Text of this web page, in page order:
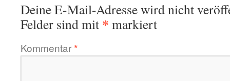
Deine E-Mail-Adresse wird nicht
Felder sind mit * markiert
Kommentar*